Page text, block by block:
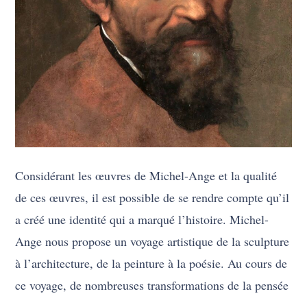
Considérant les œuvres de Michel-Ange et la qualité
de ces œuvres, il est possible de se rendre compte qu’il
a créé une identité qui a marqué l’histoire. Michel-
Ange nous propose un voyage artistique de la sculpture
à l’architecture, de la peinture à la poésie. Au cours de
ce voyage, de nombreuses transformations de la pensée